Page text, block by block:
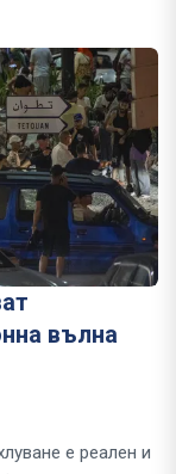
вълна
е реален и